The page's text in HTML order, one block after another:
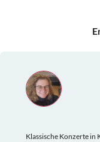
Klassische Konzerte in